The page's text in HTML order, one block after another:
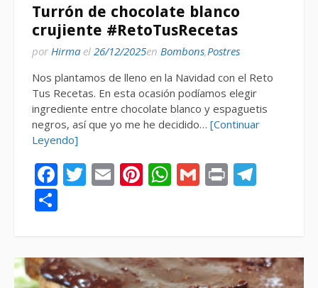
Turrón de chocolate blanco
crujiente #RetoTusRecetas
por Hirma el 26/12/2025en Bombons,Postres
Nos plantamos de lleno en la Navidad con el Reto
Tus Recetas. En esta ocasión podíamos elegir
ingrediente entre chocolate blanco y espaguetis
negros, así que yo me he decidido… [Continuar
Leyendo]
Facebook
Twitter
EmailPinterest
WhatsApp
Gmail
Print